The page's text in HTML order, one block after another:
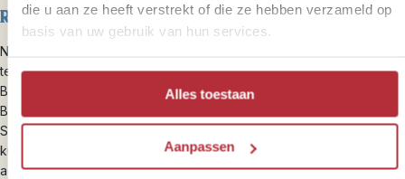
die u aan ze heeft verstrekt of die ze hebben verzameld op
basis van uw gebruik van hun services.
Alles toestaan
Aanpassen
Reistijd: circa 5,5 uur
Na je verblijf aan de Sunshine Coast vervolg je de prachtige route
terug naar Vancouver. Hierbij neem je 2 veerboten (vanaf Saltery
Bay naar Earls Cove en veerboot van Langdale naar Horseshoe
Bay). Wil je de reis onderbreken, dan is een overnachting bij
Sechelt een aanrader, dit is een relaxt dorpje vol met eigenzinnige
kunstenaars omringd door het groene kustgebergte waar je zowel
activiteiten op het water als op het land kunt ondernemen. Je tent